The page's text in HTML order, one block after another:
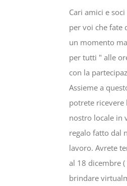
Cari amici e
per voi che fate
un momento
per tutti " alle
con la
Assieme a
potrete ricevere
nostro locale in
regalo fatto dal
lavoro. Avrete
al 18 dicembre
brindare